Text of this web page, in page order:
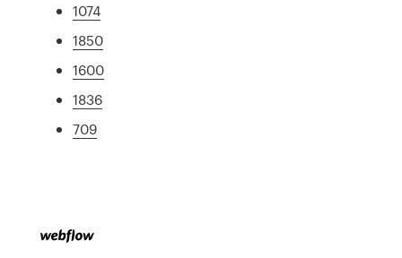
1074
1850
1600
1836
709